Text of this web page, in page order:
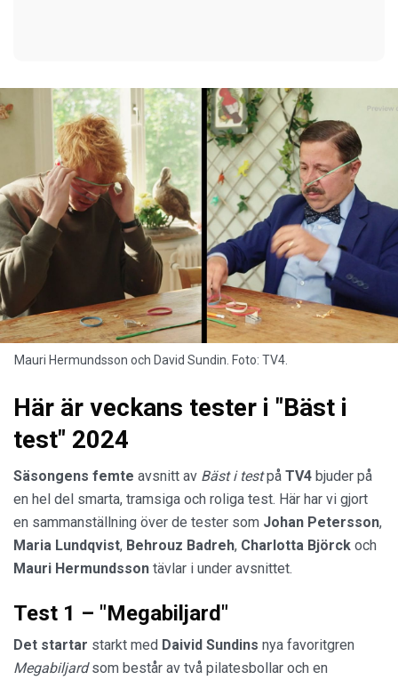
Mauri Hermundsson och David Sundin. Foto: TV4.
Här är veckans tester i "Bäst i
test" 2024
Säsongens femte avsnitt av Bäst i testpå TV4 bjuder på
en hel del smarta, tramsiga och roliga test. Här har vi gjort
en sammanställning över de tester som Johan Petersson,
Maria Lundqvist, Behrouz Badreh, Charlotta Björck och
Mauri Hermundsson tävlar i under avsnittet.
Test 1 – "Megabiljard"
Det startar starkt med Daivid Sundins nya favoritgren
Megabiljardsom består av två pilatesbollar och en